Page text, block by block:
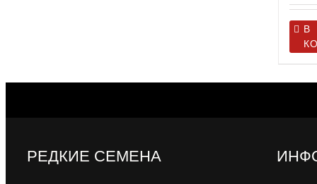
В
РЕДКИЕ СЕМЕНА